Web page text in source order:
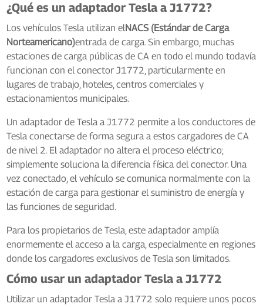
¿Qué es un adaptador Tesla a J1772?
Los vehículos Tesla utilizan elNACS (Estándar de Carga
Norteamericano)entrada de carga. Sin embargo, muchas
estaciones de carga públicas de CA en todo el mundo todavía
funcionan con el conector J1772, particularmente en
lugares de trabajo, hoteles, centros comerciales y
estacionamientos municipales.
Un adaptador de Tesla a J1772 permite a los conductores de
Tesla conectarse de forma segura a estos cargadores de CA
de nivel 2. El adaptador no altera el proceso eléctrico;
simplemente soluciona la diferencia física del conector. Una
vez conectado, el vehículo se comunica normalmente con la
estación de carga para gestionar el suministro de energía y
las funciones de seguridad.
Para los propietarios de Tesla, este adaptador amplía
enormemente el acceso a la carga, especialmente en regiones
donde los cargadores exclusivos de Tesla son limitados.
Cómo usar un adaptador Tesla a J1772
Utilizar un adaptador Tesla a J1772 solo requiere unos pocos